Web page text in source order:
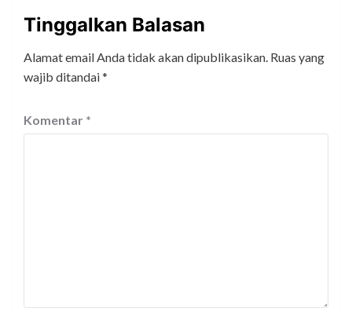
Tinggalkan Balasan
Alamat email Anda tidak akan dipublikasikan. Ruas yang
wajib ditandai*
Komentar *